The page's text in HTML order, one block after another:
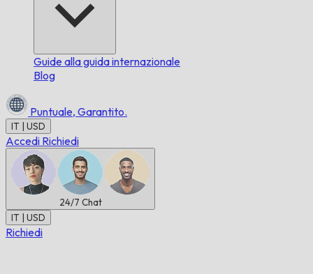
Guide alla guida internazionale
Blog
Puntuale, Garantito.
IT | USD
Accedi Richiedi
24/7 Chat
IT | USD
Richiedi